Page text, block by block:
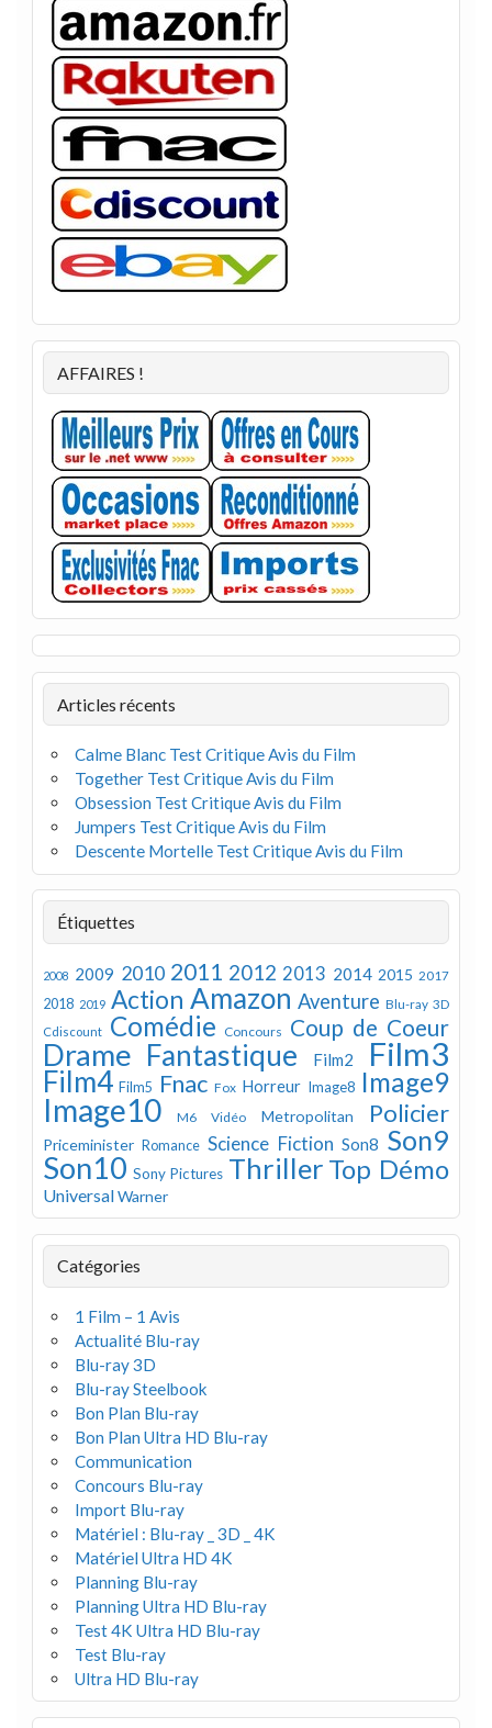
AFFAIRES !
Articles récents
Calme Blanc Test Critique Avis du Film
Together Test Critique Avis du Film
Obsession Test Critique Avis du Film
Jumpers Test Critique Avis du Film
Descente Mortelle Test Critique Avis du Film
Étiquettes
2008 2009 2010 2011 2012 2013 2014 2015 2017
2018 2019 Action Amazon Aventure Blu-ray 3D
Cdiscount Comédie Concours Coup de Coeur
Drame Fantastique Film2 Film3
Film4 Film5 Fnac Fox Horreur Image8 Image9
Image10 M6 Vidéo Metropolitan Policier
Priceminister Romance Science Fiction Son8 Son9
Son10 Sony Pictures Thriller Top Démo
UniversalWarner
Catégories
1 Film – 1 Avis
Actualité Blu-ray
Blu-ray 3D
Blu-ray Steelbook
Bon Plan Blu-ray
Bon Plan Ultra HD Blu-ray
Communication
Concours Blu-ray
Import Blu-ray
Matériel : Blu-ray _ 3D _ 4K
Matériel Ultra HD 4K
Planning Blu-ray
Planning Ultra HD Blu-ray
Test 4K Ultra HD Blu-ray
Test Blu-ray
Ultra HD Blu-ray